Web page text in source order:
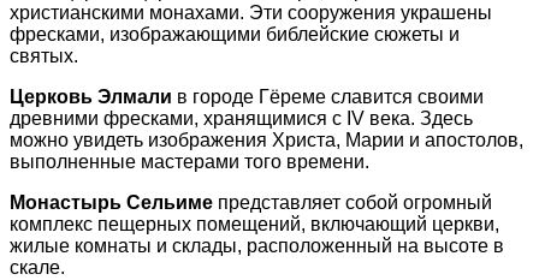
христианскими монахами. Эти сооружения украшены
фресками, изображающими библейские сюжеты и
святых.
Церковь Элмали в городе Гёреме славится своими
древними фресками, хранящимися с IV века. Здесь
можно увидеть изображения Христа, Марии и апостолов,
выполненные мастерами того времени.
Монастырь Сельиме представляет собой огромный
комплекс пещерных помещений, включающий церкви,
жилые комнаты и склады, расположенный на высоте в
скале.